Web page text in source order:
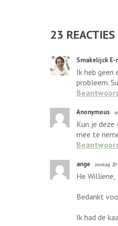
23 REACTIES
Smakelijck E-
Ik heb
probleem.
Anonymous
Kun je
mee te
ange zondag
He Williene,
Bedankt
Ik had de